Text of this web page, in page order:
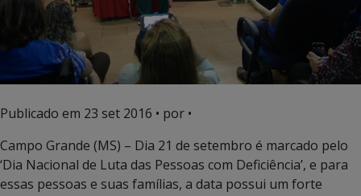
Publicado em 23 set 2016 • por •
Campo Grande (MS) – Dia 21 de setembro é marcado pelo
‘Dia Nacional de Luta das Pessoas com Deficiência’, e para
essas pessoas e suas famílias, a data possui um forte